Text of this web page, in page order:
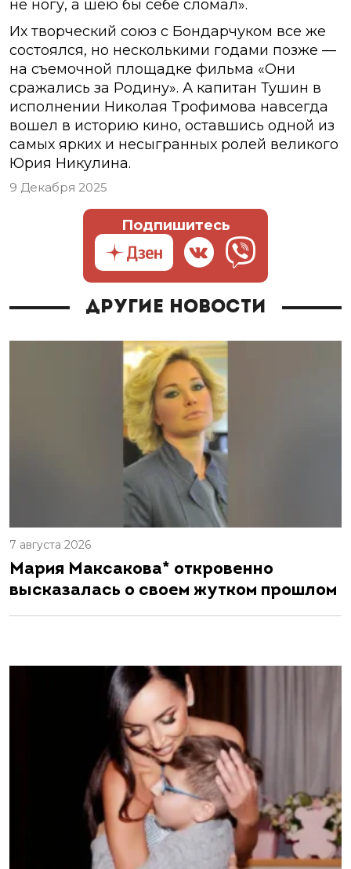
не ногу, а шею бы себе сломал».
Их творческий союз с Бондарчуком все же
состоялся, но несколькими годами позже —
на съемочной площадке фильма «Они
сражались за Родину». А капитан Тушин в
исполнении Николая Трофимова навсегда
вошел в историю кино, оставшись одной из
самых ярких и несыгранных ролей великого
Юрия Никулина.
9 Декабря 2025
Подпишитесь
Другие новости
7 августа 2026
Мария Максакова* откровенно
высказалась о своем жутком прошлом